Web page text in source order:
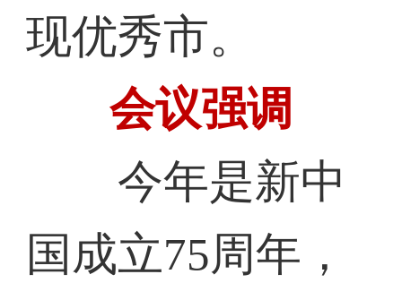
现优秀市。
会议强调
今年是新中
国成立75周年，